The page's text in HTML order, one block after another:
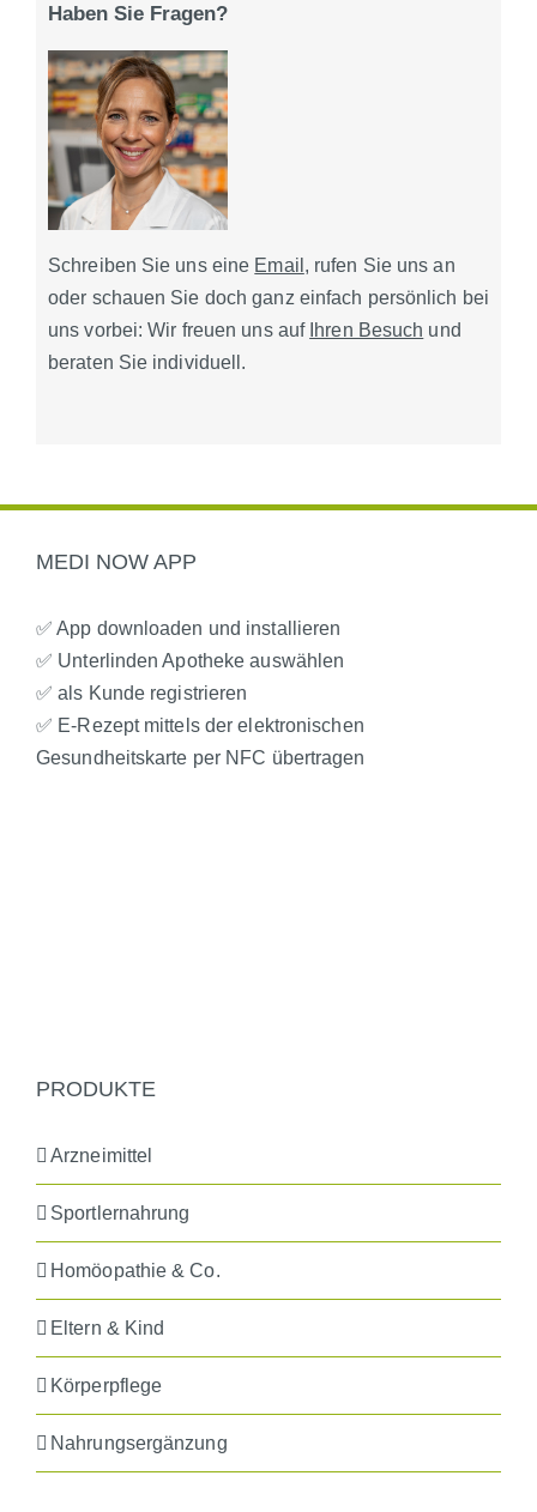
Haben Sie Fragen?
Schreiben Sie uns eine Email , rufen Sie uns an
oder schauen Sie doch ganz einfach persönlich bei
uns vorbei: Wir freuen uns auf Ihren Besuch und
beraten Sie individuell.
MEDI NOW APP
✅ App downloaden und installieren
✅ Unterlinden Apotheke auswählen
✅ als Kunde registrieren
✅ E-Rezept mittels der elektronischen
Gesundheitskarte per NFC übertragen
PRODUKTE
Arzneimittel
Sportlernahrung
Homöopathie & Co.
Eltern & Kind
Körperpflege
Nahrungsergänzung